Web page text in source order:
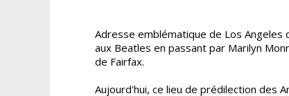
Adresse emblématique de Los Angeles
aux Beatles en passant par Marilyn
de Fairfax.
Aujourd'hui, ce lieu de prédilection des